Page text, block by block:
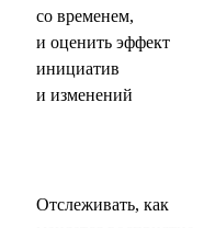
со временем,
и оценить эффект
инициатив
и изменений
Отслеживать, как